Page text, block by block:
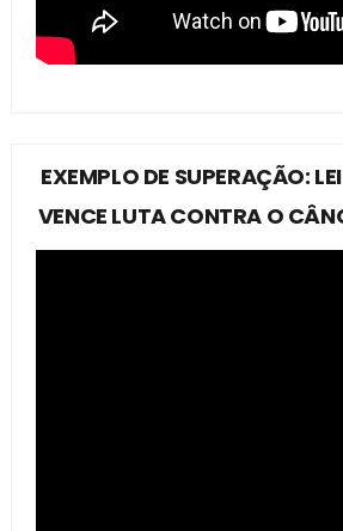
EXEMPLO DE SUPERAÇÃO:
VENCE LUTA CONTRA O